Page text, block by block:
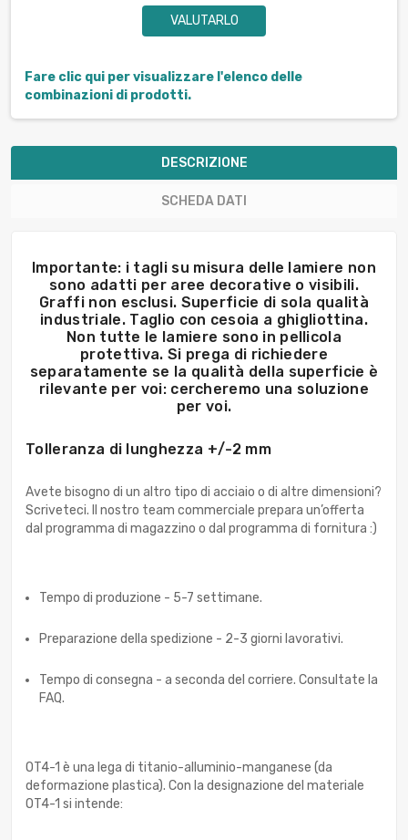
VALUTARLO
Fare clic qui per visualizzare l'elenco delle
combinazioni di prodotti.
DESCRIZIONE
SCHEDA DATI
Importante: i tagli su misura delle lamiere non
sono adatti per aree decorative o visibili.
Graffi non esclusi. Superficie di sola qualità
industriale. Taglio con cesoia a ghigliottina.
Non tutte le lamiere sono in pellicola
protettiva. Si prega di richiedere
separatamente se la qualità della superficie è
rilevante per voi: cercheremo una soluzione
per voi.
Tolleranza di lunghezza +/-2 mm
Avete bisogno di un altro tipo di acciaio o di altre dimensioni?
Scriveteci. Il nostro team commerciale prepara un’offerta
dal programma di magazzino o dal programma di fornitura :)
Tempo di produzione - 5-7 settimane.
Preparazione della spedizione - 2-3 giorni lavorativi.
Tempo di consegna - a seconda del corriere. Consultate la
FAQ.
OT4-1 è una lega di titanio-alluminio-manganese (da
deformazione plastica). Con la designazione del materiale
OT4-1 si intende: